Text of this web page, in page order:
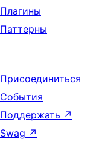
Плагины
Паттерны
Присоединиться
События
Поддержать ↗
Swag ↗